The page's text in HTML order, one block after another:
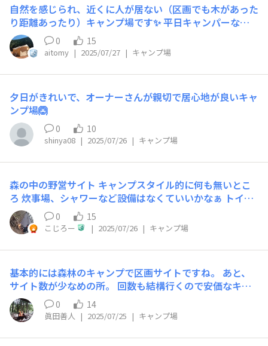
力的なところはたくさんある。スタッフはオーナーはじ
め、みなさん節度をわきまえながらフレンドリーな方々ば
かり。どうしても受付のスタッフが印象に残りがちだが、
フィールドで掃除や監視をしているスタッフさんは熱心な
では書き込まないこととする。
自然を感じられ、近くに人が居ない（区画でも木があった
り距離あったり）キャンプ場です✨ 平日キャンパーなの
でほぼ人が少ないのでそれに慣れてしまって。混み混みキ
ャンプは出来る気がしません💦 そこそこにキレイなトイ
レと水場、灰捨て場があればOK🙆ただイスに座って焚き
火や空、緑を静かに眺められれば😊
0 15
aitomy | 2025/07/27 | キャンプ場
夕日がきれいで、オーナーさんが親切で居心地が良いキャ
ンプ場🙆
0 10
shinya08 | 2025/07/26 | キャンプ場
森の中の野営サイト キャンプスタイル的に何も無いとこ
ろ 炊事場、シャワーなど設備はなくていいかなぁ トイレ
だけは欲しいと甘えたりもしますが、無くても平気w
木々に囲まれた森の中で誰もいなくて倒木など使っても良
い自由のきくところに好んで行きます🌲 お好きにどうぞ
って言われるとヒャッホーいってはしゃぎますw ただ息
林間サイトを選びがち😁w
0 15
こじろー | 2025/07/26 | キャンプ場
基本的には森林のキャンプで区画サイトですね。 あと、
サイト数が少なめの所。 回数も結構行くので安価なキャ
ンプ場を選びます。 山は木々でプライベートが守られま
すし、マイナスイオンがたっぷりですから🏕 以前はフリ
ーサイトでもキャンプをしていましたが、イビキがすごい
キャンパーの方が近くにいて寝られなかった事があったの
0 14
眞田善人 | 2025/07/25 | キャンプ場